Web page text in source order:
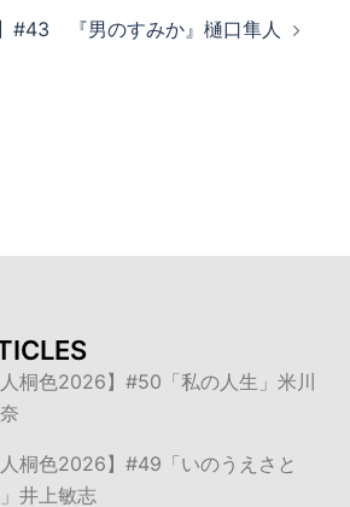
#43 『男のすみか』樋口隼人
人桐色2026】#50「私の人生」米川
人桐色2026】#49「いのうえさと
井上敏志